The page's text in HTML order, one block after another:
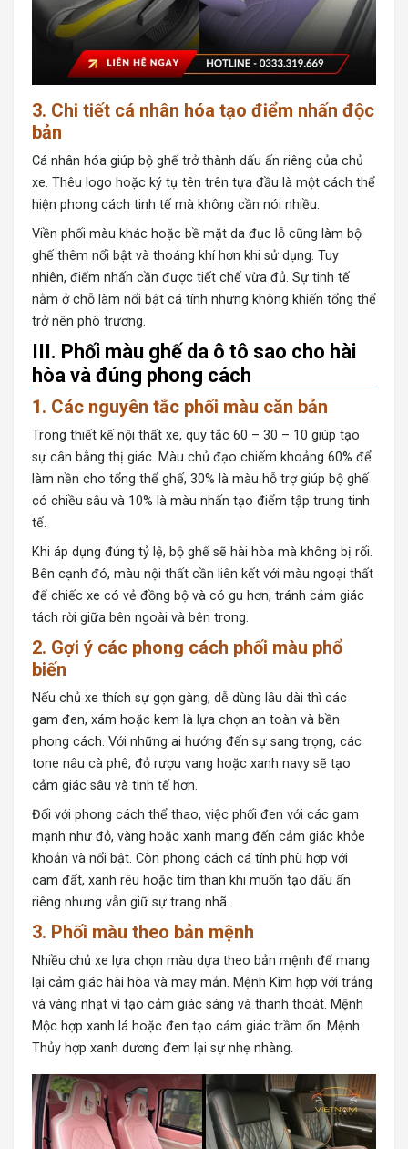
3. Chi tiết cá nhân hóa tạo điểm nhấn độc
bản
Cá nhân hóa giúp bộ ghế trở thành dấu ấn riêng của chủ
xe. Thêu logo hoặc ký tự tên trên tựa đầu là một cách thể
hiện phong cách tinh tế mà không cần nói nhiều.
Viền phối màu khác hoặc bề mặt da đục lỗ cũng làm bộ
ghế thêm nổi bật và thoáng khí hơn khi sử dụng. Tuy
nhiên, điểm nhấn cần được tiết chế vừa đủ. Sự tinh tế
nằm ở chỗ làm nổi bật cá tính nhưng không khiến tổng thể
trở nên phô trương.
III. Phối màu ghế da ô tô sao cho hài
hòa và đúng phong cách
1. Các nguyên tắc phối màu căn bản
Trong thiết kế nội thất xe, quy tắc 60 – 30 – 10 giúp tạo
sự cân bằng thị giác. Màu chủ đạo chiếm khoảng 60% để
làm nền cho tổng thể ghế, 30% là màu hỗ trợ giúp bộ ghế
có chiều sâu và 10% là màu nhấn tạo điểm tập trung tinh
tế.
Khi áp dụng đúng tỷ lệ, bộ ghế sẽ hài hòa mà không bị rối.
Bên cạnh đó, màu nội thất cần liên kết với màu ngoại thất
để chiếc xe có vẻ đồng bộ và có gu hơn, tránh cảm giác
tách rời giữa bên ngoài và bên trong.
2. Gợi ý các phong cách phối màu phổ
biến
Nếu chủ xe thích sự gọn gàng, dễ dùng lâu dài thì các
gam đen, xám hoặc kem là lựa chọn an toàn và bền
phong cách. Với những ai hướng đến sự sang trọng, các
tone nâu cà phê, đỏ rượu vang hoặc xanh navy sẽ tạo
cảm giác sâu và tinh tế hơn.
Đối với phong cách thể thao, việc phối đen với các gam
mạnh như đỏ, vàng hoặc xanh mang đến cảm giác khỏe
khoắn và nổi bật. Còn phong cách cá tính phù hợp với
cam đất, xanh rêu hoặc tím than khi muốn tạo dấu ấn
riêng nhưng vẫn giữ sự trang nhã.
3. Phối màu theo bản mệnh
Nhiều chủ xe lựa chọn màu dựa theo bản mệnh để mang
lại cảm giác hài hòa và may mắn. Mệnh Kim hợp với trắng
và vàng nhạt vì tạo cảm giác sáng và thanh thoát. Mệnh
Mộc hợp xanh lá hoặc đen tạo cảm giác trầm ổn. Mệnh
Thủy hợp xanh dương đem lại sự nhẹ nhàng.